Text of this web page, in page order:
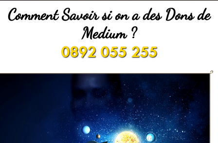
Comment Savoir si on a des Dons de
Medium ?
0892 055 255